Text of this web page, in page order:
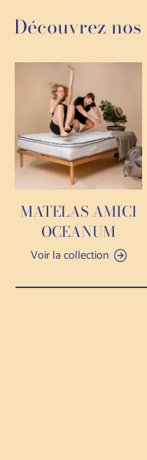
Découvrez
MATELAS AMICI
OCEANUM
Voir la collection